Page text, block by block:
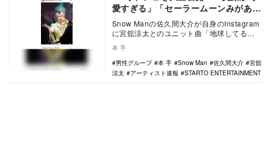
愛すぎる」「セーラームーンみがあ
る」
Snow Manの佐久間大介が自身のInstagram
に宮舘涼太とのユニット曲「地球してる
ぜ」のMVオフショットを公開。2投稿に…
本 手
男性グループ
本 手 Snow Man 佐久間大介
宮舘
涼太
アーティスト速報 STARTO ENTERTAINMENT